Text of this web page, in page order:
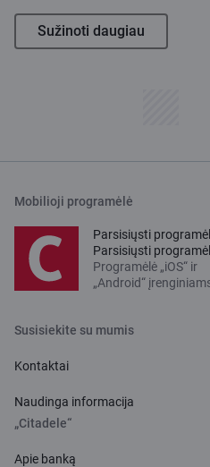
Sužinoti daugiau
Mobilioji programėlė
Parsisiųsti
Parsisiųsti
Programėlė „iOS“ ir
„Android“
Susisiekite su mumis
Kontaktai
Naudinga informacija
„Citadele“
Apie banką